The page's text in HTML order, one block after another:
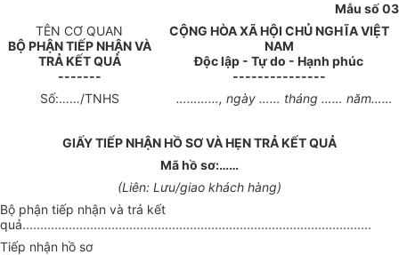
Mẫu số 03
TÊN CƠ QUAN
BỘ PHẬN TIẾP NHẬN VÀ
TRẢ KẾT QUẢ
-------
CỘNG HÒA XÃ HỘI CHỦ NGHĨA VIỆT
NAM
Độc lập - Tự do - Hạnh phúc
---------------
Số:……/TNHS
…………, ngày …… tháng …… năm……
GIẤY TIẾP NHẬN HỒ SƠ VÀ HẸN TRẢ KẾT QUẢ
Mã hồ sơ:……
(Liên: Lưu/giao khách hàng)
Bộ phận tiếp nhận và trả kết
quả..................................................................................................
Tiếp nhận hồ sơ